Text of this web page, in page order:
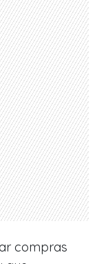
compras